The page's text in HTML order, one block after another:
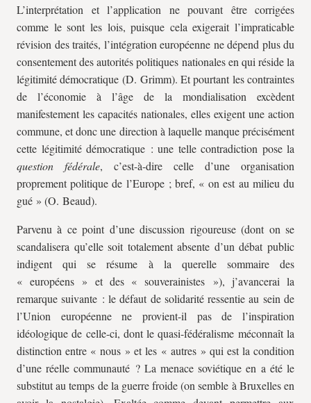
L’interprétation et l’application ne pouvant être corrigées
comme le sont les lois, puisque cela exigerait l’impraticable
révision des traités, l’intégration européenne ne dépend plus du
consentement des autorités politiques nationales en qui réside la
légitimité démocratique (D. Grimm). Et pourtant les contraintes
de l’économie à l’âge de la mondialisation excèdent
manifestement les capacités nationales, elles exigent une action
commune, et donc une direction à laquelle manque précisément
cette légitimité démocratique : une telle contradiction pose la
question fédérale, c’est-à-dire celle d’une organisation
proprement politique de l’Europe ; bref, « on est au milieu du
gué » (O. Beaud).
Parvenu à ce point d’une discussion rigoureuse (dont on se
scandalisera qu’elle soit totalement absente d’un débat public
indigent qui se résume à la querelle sommaire des
« européens » et des « souverainistes »), j’avancerai la
remarque suivante : le défaut de solidarité ressentie au sein de
l’Union européenne ne provient-il pas de l’inspiration
idéologique de celle-ci, dont le quasi-fédéralisme méconnaît la
distinction entre « nous » et les « autres » qui est la condition
d’une réelle communauté ? La menace soviétique en a été le
substitut au temps de la guerre froide (on semble à Bruxelles en